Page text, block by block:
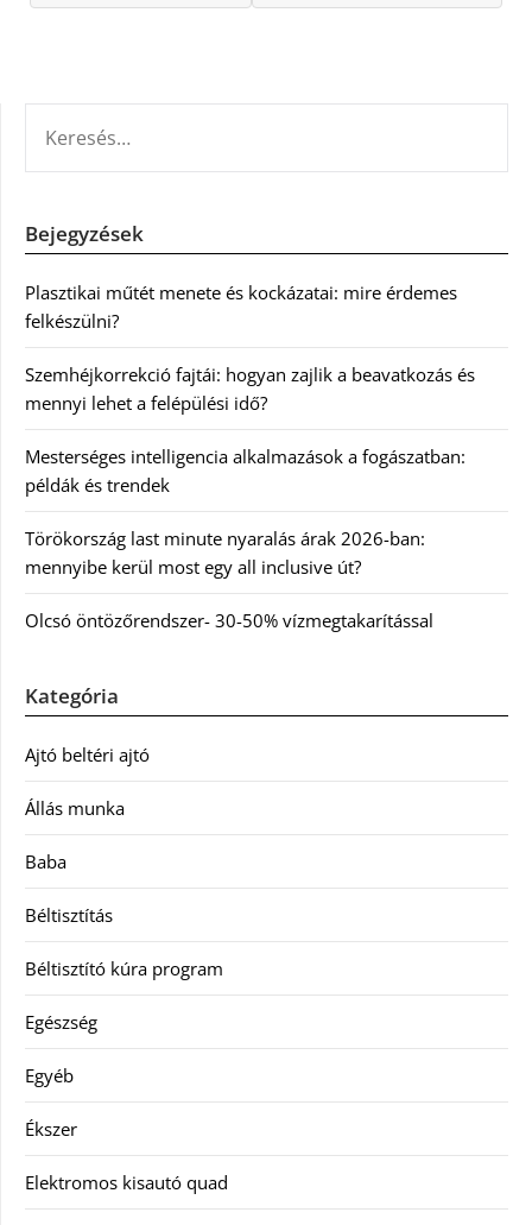
Bejegyzések
Plasztikai műtét menete és kockázatai: mire érdemes
felkészülni?
Szemhéjkorrekció fajtái: hogyan zajlik a beavatkozás és
mennyi lehet a felépülési idő?
Mesterséges intelligencia alkalmazások a fogászatban:
példák és trendek
Törökország last minute nyaralás árak 2026-ban:
mennyibe kerül most egy all inclusive út?
Olcsó öntözőrendszer- 30-50% vízmegtakarítással
Kategória
Ajtó beltéri ajtó
Állás munka
Baba
Béltisztítás
Béltisztító kúra program
Egészség
Egyéb
Ékszer
Elektromos kisautó quad